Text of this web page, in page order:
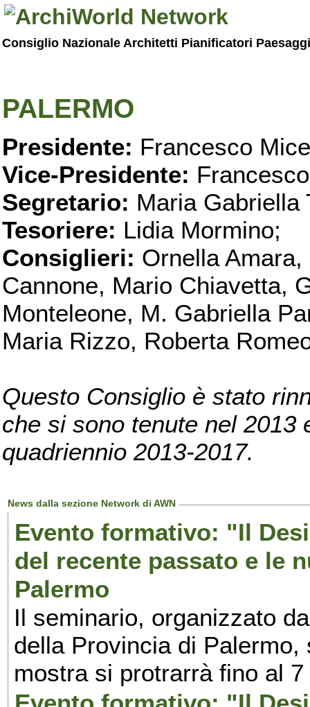
Consiglio Nazionale Architetti Pianificatori
PALERMO
Presidente: Francesco
Vice-Presidente:
Segretario: Maria Gabriella
Tesoriere: Lidia Mormino;
Consiglieri: Ornella
Cannone, Mario Chiavetta,
Monteleone, M. Gabriella
Maria Rizzo, Roberta
Questo Consiglio è stato
che si sono tenute nel 2013
quadriennio 2013-2017.
News dalla sezione Network di AWN
Evento formativo: "Il
del recente passato e le
Palermo
Il seminario, organizzato
della Provincia di
mostra si protrarrà fino al